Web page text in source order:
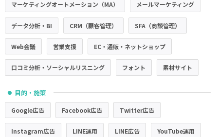
マーケティングオートメーション（MA） メールマーケティング
データ分析・BI CRM（顧客管理） SFA（商談管理）
Web会議 営業支援 EC・通販・ネットショップ
口コミ分析・ソーシャルリスニング フォント 素材サイト
● 目的・施策
Google広告 Facebook広告 Twitter広告
Instagram広告 LINE運用 LINE広告 YouTube運用